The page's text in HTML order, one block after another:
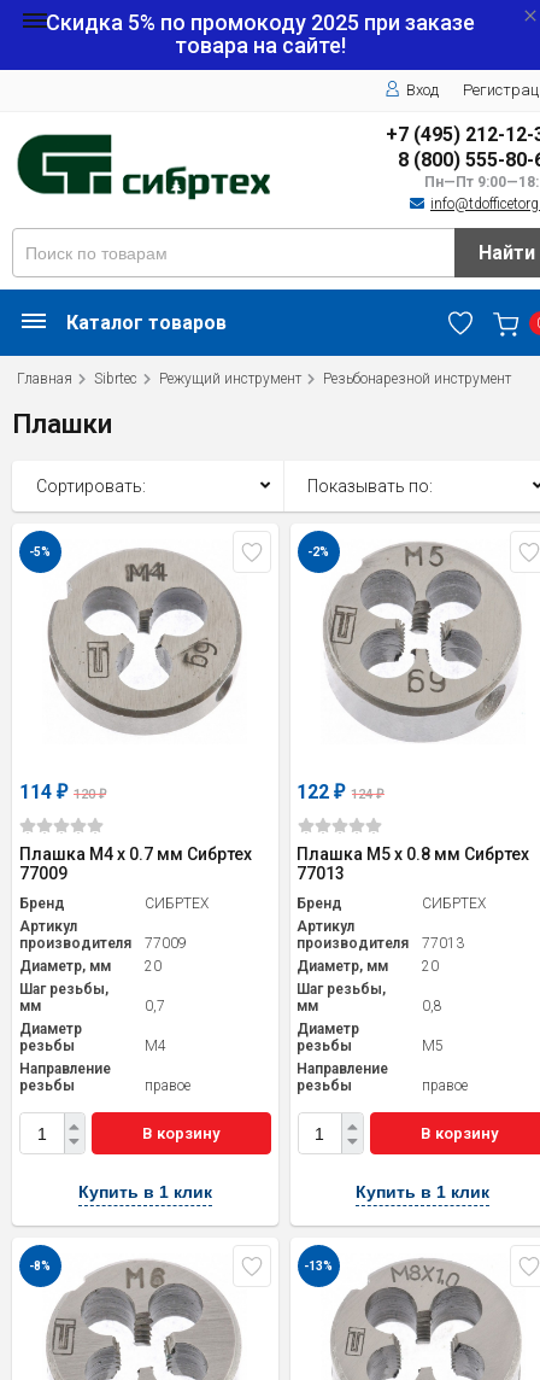
Скидка 5% по промокоду 2025 при заказе
товара на сайте!
Вход
+7 (495) 212-12-
8 (800) 555-80-
Пн—Пт
Найти
Каталог товаров
Главная Sibrtec Режущий инструмент Резьбонарезной инструмент
Плашки
Сортировать: Показывать по:
-5%
114 ₽ 120₽
Плашка М4 х 0.7 мм Сибртех
77009
Бренд
СИБРТЕХ
Артикул
производителя
77009
Диаметр, мм
20
Шаг резьбы,
мм
0,7
Диаметр
резьбы
M4
Направление
резьбы
правое
В корзину
Купить в 1 клик
-2%
122₽ 124₽
Плашка М5 х 0.8 мм Сибртех
77013
Бренд
СИБРТЕХ
Артикул
производителя
77013
Диаметр, мм
20
Шаг резьбы,
мм
0,8
Диаметр
резьбы
M5
Направление
резьбы
правое
В корзину
Купить в 1 клик
-8% -13%